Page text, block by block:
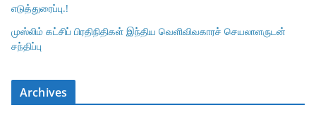
எடுத்துரைப்பு.!
முஸ்லிம் கட்சிப் பிரதிநிதிகள் இந்திய வெளிவிவகாரச் செயலாளருடன்
சந்திப்பு
Archives